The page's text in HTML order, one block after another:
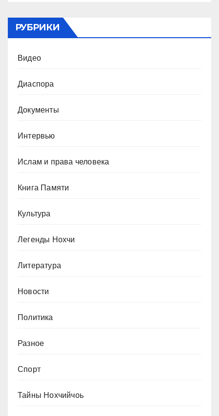
РУБРИКИ
Видео
Диаспора
Документы
Интервью
Ислам и права человека
Книга Памяти
Культура
Легенды Нохчи
Литература
Новости
Политика
Разное
Спорт
Тайны Нохчийчоь